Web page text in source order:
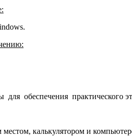
для обеспечения практического
калькулятором и